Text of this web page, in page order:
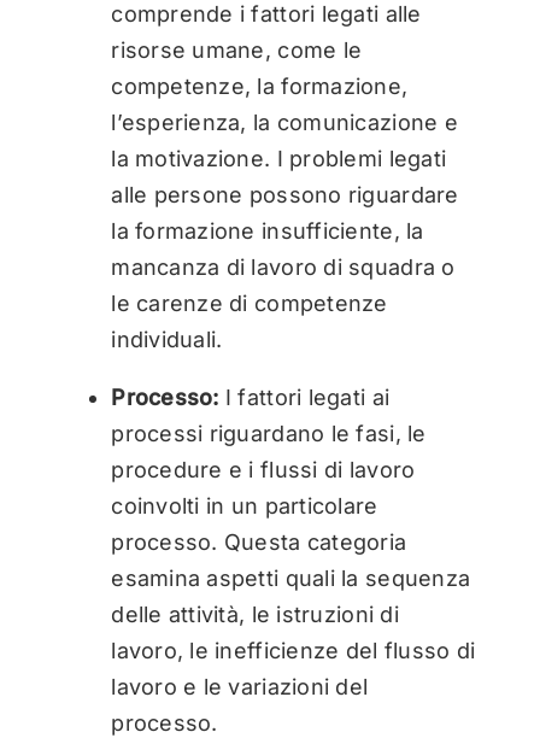
comprende i fattori legati alle
risorse umane, come le
competenze, la formazione,
l’esperienza, la comunicazione e
la motivazione. I problemi legati
alle persone possono riguardare
la formazione insufficiente, la
mancanza di lavoro di squadra o
le carenze di competenze
individuali.
Processo: I fattori legati ai
processi riguardano le fasi, le
procedure e i flussi di lavoro
coinvolti in un particolare
processo. Questa categoria
esamina aspetti quali la sequenza
delle attività, le istruzioni di
lavoro, le inefficienze del flusso di
lavoro e le variazioni del
processo.